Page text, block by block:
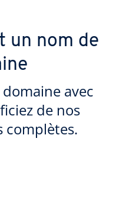
un nom de
avec
de nos